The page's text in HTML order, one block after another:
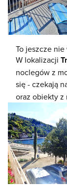
To jeszcze nie
W lokalizacji
noclegów z
się - czekają
oraz obiekty z